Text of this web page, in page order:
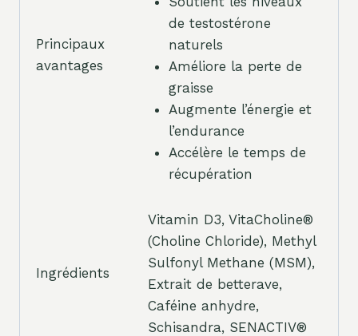
Principaux
avantages
de testostérone
naturels
Améliore la perte de
graisse
Augmente l’énergie et
l’endurance
Accélère le temps de
récupération
Ingrédients
Vitamin D3, VitaCholine®
(Choline Chloride), Methyl
Sulfonyl Methane (MSM),
Extrait de betterave,
Caféine anhydre,
Schisandra, SENACTIV®